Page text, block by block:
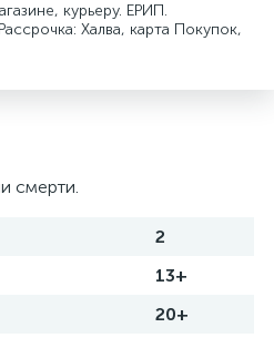
курьеру. ЕРИП.
Халва, карта Покупок,
смерти.
2
13+
20+